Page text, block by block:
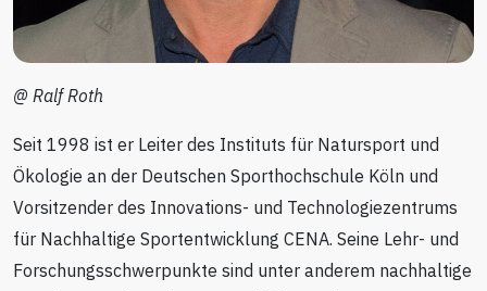
@ Ralf Roth
Seit 1998 ist er Leiter des Instituts für Natursport und
Ökologie an der Deutschen Sporthochschule Köln und
Vorsitzender des Innovations- und Technologiezentrums
für Nachhaltige Sportentwicklung CENA. Seine Lehr- und
Forschungsschwerpunkte sind unter anderem nachhaltige